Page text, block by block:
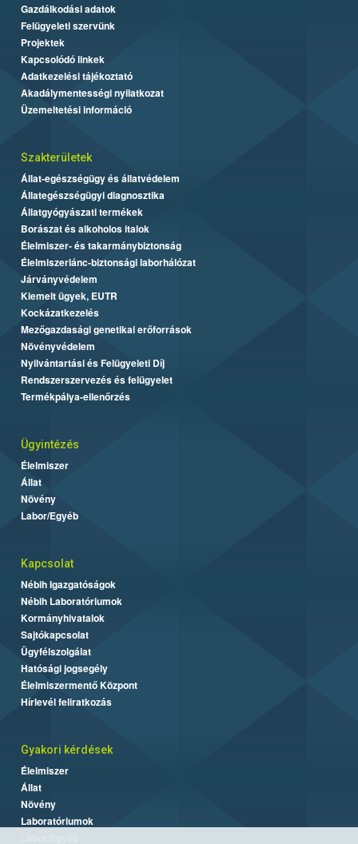
Gazdálkodási adatok
Felügyeleti szervünk
Projektek
Kapcsolódó linkek
Adatkezelési tájékoztató
Akadálymentességi nyilatkozat
Üzemeltetési információ
Szakterületek
Állat-egészségügy és állatvédelem
Állategészségügyi diagnosztika
Állatgyógyászati termékek
Borászat és alkoholos italok
Élelmiszer- és takarmánybiztonság
Élelmiszerlánc-biztonsági laborhálózat
Járványvédelem
Kiemelt ügyek, EUTR
Kockázatkezelés
Mezőgazdasági genetikai erőforrások
Növényvédelem
Nyilvántartási és Felügyeleti Díj
Rendszerszervezés és felügyelet
Termékpálya-ellenőrzés
Ügyintézés
Élelmiszer
Állat
Növény
Labor/Egyéb
Kapcsolat
Nébih Igazgatóságok
Nébih Laboratóriumok
Kormányhivatalok
Sajtókapcsolat
Ügyfélszolgálat
Hatósági jogsegély
Élelmiszermentő Központ
Hírlevél feliratkozás
Gyakori kérdések
Élelmiszer
Állat
Növény
Laboratóriumok